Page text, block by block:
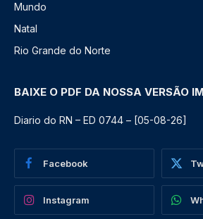
Mundo
Natal
Rio Grande do Norte
BAIXE O PDF DA NOSSA VERSÃO
Diario do RN – ED 0744 – [05-08-26]
Facebook
Instagram